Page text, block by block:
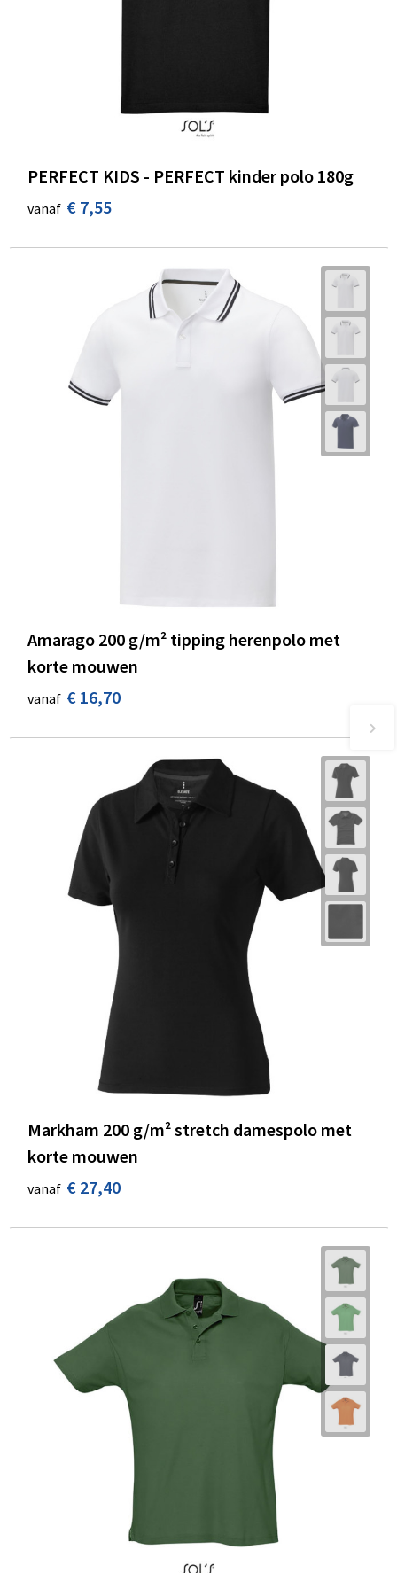
PERFECT KIDS - PERFECT kinder polo 180g
vanaf € 7,55
Amarago 200 g/m² tipping herenpolo met
korte mouwen
vanaf € 16,70
Markham 200 g/m² stretch damespolo met
korte mouwen
vanaf € 27,40